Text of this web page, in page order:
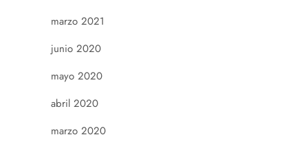
marzo 2021
junio 2020
mayo 2020
abril 2020
marzo 2020